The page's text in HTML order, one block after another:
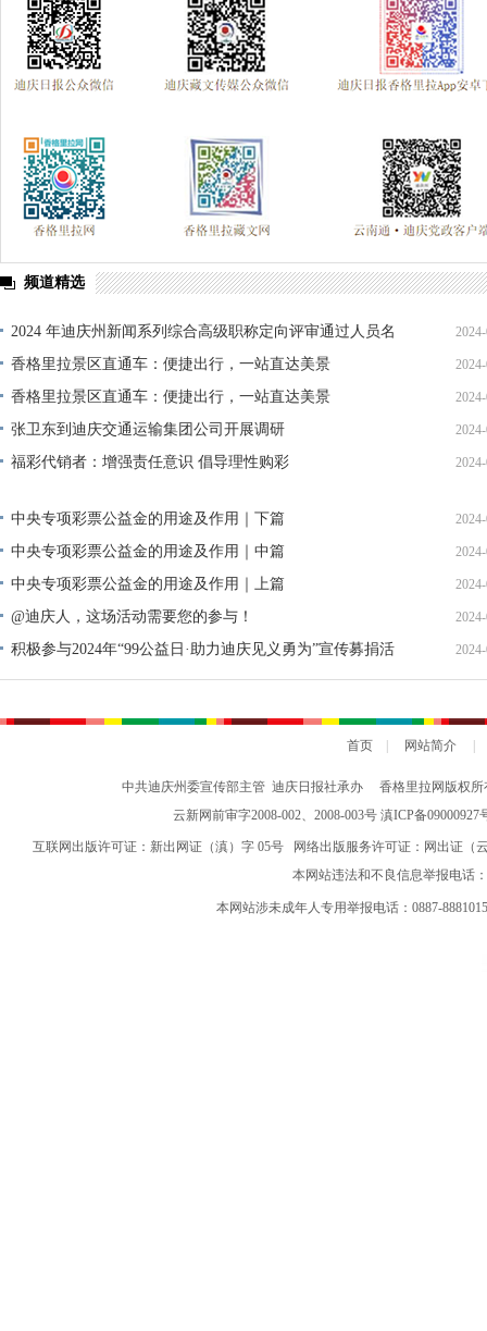
频道精选
2024 年迪庆州新闻系列综合高级职称定向评审通过人员名
单公示
香格里拉景区直通车：便捷出行，一站直达美景
香格里拉景区直通车：便捷出行，一站直达美景
张卫东到迪庆交通运输集团公司开展调研
福彩代销者：增强责任意识 倡导理性购彩
中央专项彩票公益金的用途及作用｜下篇
中央专项彩票公益金的用途及作用｜中篇
中央专项彩票公益金的用途及作用｜上篇
@迪庆人，这场活动需要您的参与！
积极参与2024年“99公益日·助力迪庆见义勇为”宣传募捐活
动倡议书